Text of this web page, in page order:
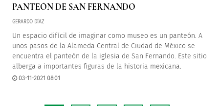
PANTEÓN DE SAN FERNANDO
GERARDO DÍAZ
Un espacio difícil de imaginar como museo es un panteón. A
unos pasos de la Alameda Central de Ciudad de México se
encuentra el panteón de la iglesia de San Fernando. Este sitio
alberga a importantes figuras de la historia mexicana.
03-11-2021 08:01